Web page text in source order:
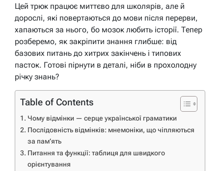
Цей трюк працює миттєво для школярів, але й
дорослі, які повертаються до мови після перерви,
хапаються за нього, бо мозок любить історії. Тепер
розберемо, як закріпити знання глибше: від
базових питань до хитрих закінчень і типових
пасток. Готові пірнути в деталі, ніби в прохолодну
річку знань?
Table of Contents
Чому відмінки — серце української граматики
Послідовність відмінків: мнемоніки, що чіпляються
за пам’ять
Питання та функції: таблиця для швидкого
орієнтування